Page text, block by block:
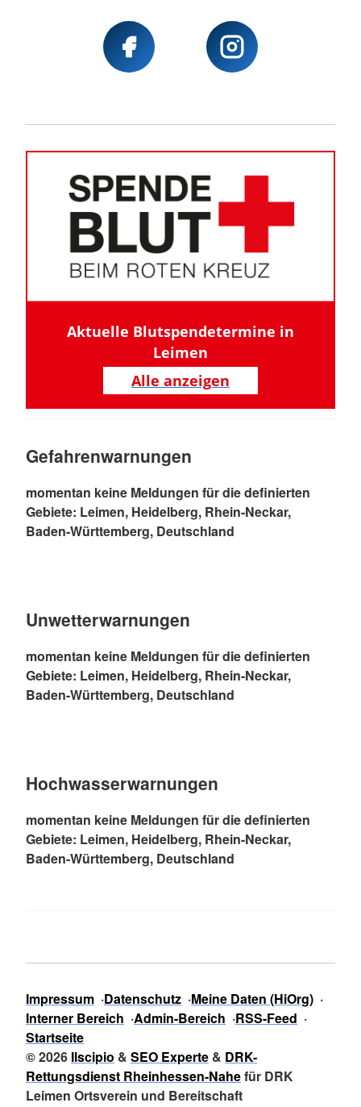
Aktuelle Blutspendetermine in
Leimen
Alle anzeigen
Gefahrenwarnungen
momentan keine Meldungen für die definierten
Gebiete: Leimen, Heidelberg, Rhein-Neckar,
Baden-Württemberg, Deutschland
Unwetterwarnungen
momentan keine Meldungen für die definierten
Gebiete: Leimen, Heidelberg, Rhein-Neckar,
Baden-Württemberg, Deutschland
Hochwasserwarnungen
momentan keine Meldungen für die definierten
Gebiete: Leimen, Heidelberg, Rhein-Neckar,
Baden-Württemberg, Deutschland
Impressum Datenschutz Meine Daten (HiOrg)
Interner Bereich Admin-Bereich
RSS-Feed
Startseite
© 2026 Ilscipio & SEO Experte & DRK-
Rettungsdienst Rheinhessen-Nahefür DRK
Leimen Ortsverein und Bereitschaft